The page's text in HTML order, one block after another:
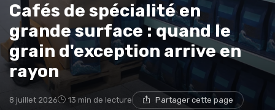
Cafés de spécialité en
grande surface : quand le
grain d'exception arrive en
rayon
8 juillet 2026 13 min de lecture Partager cette page
→ Je rejoins le club